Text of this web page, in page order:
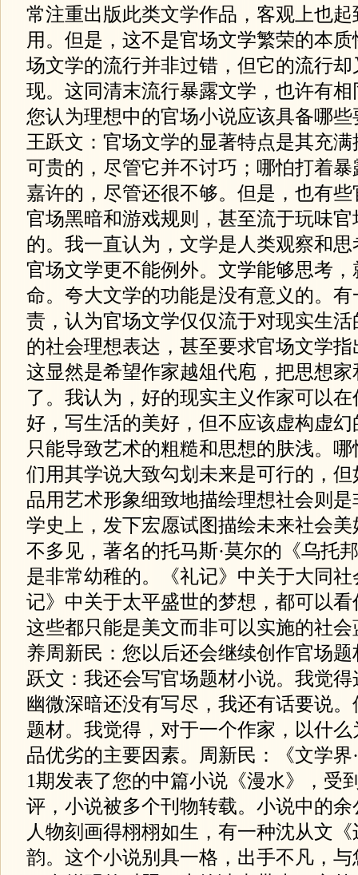
常注重出版此类文学作品，客观上也
用。但是，这不是官场文学繁荣的本
场文学的流行并非过错，但它的流行
现。这同清末流行暴露文学，也许有
您认为理想中的官场小说应该具备哪
王跃文：官场文学的显著特点是其充
可贵的，尽管它并不讨巧；哪怕打着
嘉许的，尽管还很不够。但是，也有
官场黑暗和游戏规则，甚至流于玩味
的。我一直认为，文学是人类观察和
官场文学更不能例外。文学能够思考
命。夸大文学的功能是没有意义的。
责，认为官场文学仅仅流于对现实生
的社会理想表达，甚至要求官场文学
这显然是希望作家越俎代庖，把思想
了。我认为，好的现实主义作家可以
好，写生活的美好，但不应该虚构虚
只能导致艺术的粗糙和思想的肤浅。
们用其学说大致勾划未来是可行的，
品用艺术形象细致地描绘理想社会则
学史上，发下宏愿试图描绘未来社会
不多见，著名的托马斯·莫尔的《乌托
是非常幼稚的。《礼记》中关于大同
记》中关于太平盛世的梦想，都可以
这些都只能是美文而非可以实施的社
养周新民：您以后还会继续创作官场
跃文：我还会写官场题材小说。我觉
幽微深暗还没有写尽，我还有话要说
题材。我觉得，对于一个作家，以什
品优劣的主要因素。周新民：《文学界
1期发表了您的中篇小说《漫水》，受
评，小说被多个刊物转载。小说中的
人物刻画得栩栩如生，有一种沈从文
韵。这个小说别具一格，出手不凡，